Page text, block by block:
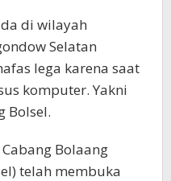
di wilayah
Selatan
lega karena saat
komputer. Yakni
Bolsel.
Bolaang
telah membuka